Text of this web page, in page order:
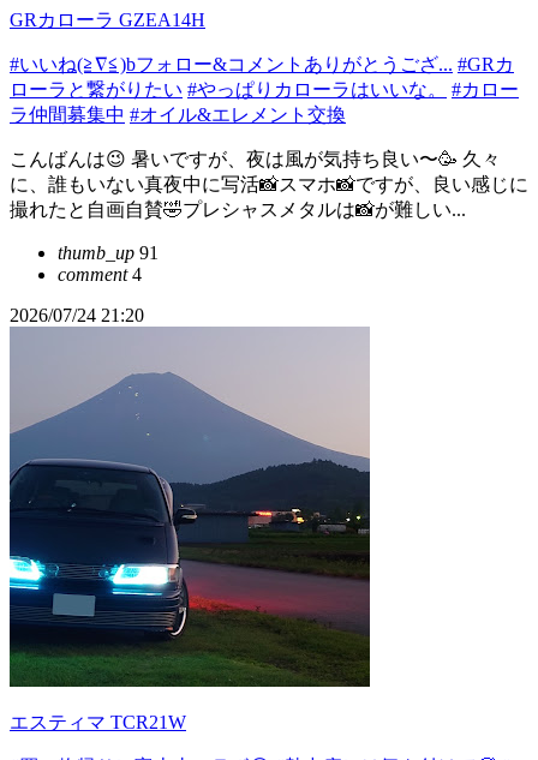
GRカローラ GZEA14H
#いいね(≧∇≦)bフォロー&コメントありがとうござ... #GRカ
ローラと繋がりたい #やっぱりカローラはいいな。
#カロー
ラ仲間募集中 #オイル&エレメント交換
こんばんは😉 暑いですが、夜は風が気持ち良い〜🥳 久々
に、誰もいない真夜中に写活📸スマホ📸ですが、良い感じに
撮れたと自画自賛🤣プレシャスメタルは📸が難しい...
thumb_up 91
comment4
2026/07/24 21:20
エスティマ TCR21W